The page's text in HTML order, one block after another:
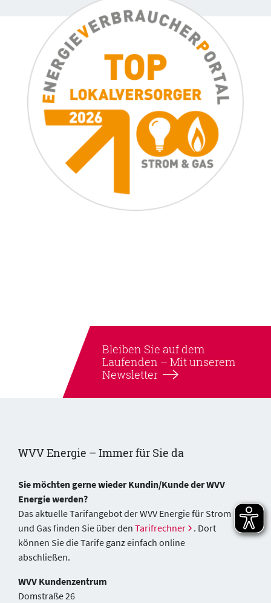
Bleiben Sie auf dem
Laufenden – Mit unserem
Newsletter
WVV Energie – Immer für Sie da
Sie möchten gerne wieder Kundin/Kunde der WVV
Energie werden?
Das aktuelle Tarifangebot der WVV Energie für Strom
und Gas finden Sie über den Tarifrechner
. Dort
können Sie die Tarife ganz einfach online
abschließen.
WVV Kundenzentrum
Domstraße 26